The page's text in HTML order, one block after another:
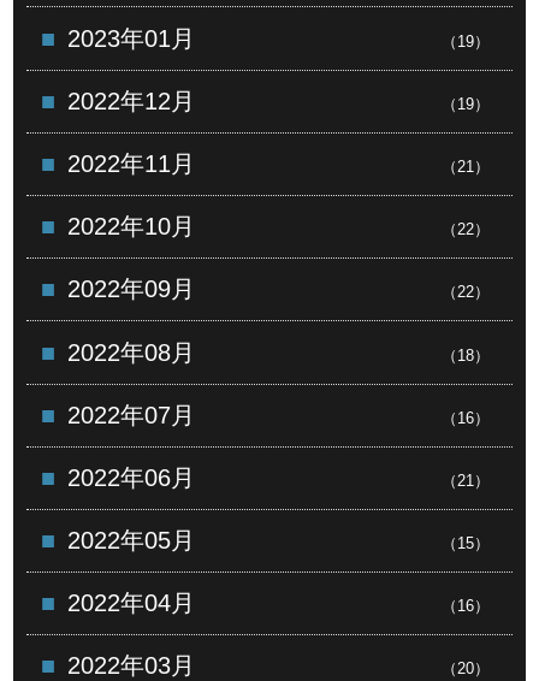
2023年01月 （19）
2022年12月 （19）
2022年11月 （21）
2022年10月 （22）
2022年09月 （22）
2022年08月 （18）
2022年07月 （16）
2022年06月 （21）
2022年05月 （15）
2022年04月 （16）
2022年03月 （20）